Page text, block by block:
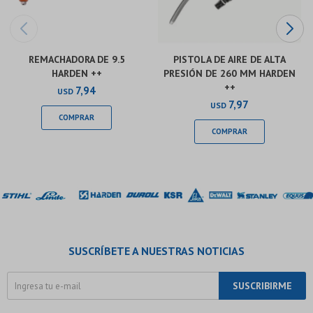
REMACHADORA DE 9.5
HARDEN ++
USD 7,94
PISTOLA DE AIRE DE ALTA
PRESIÓN DE 260 MM HARDEN
++
USD 7,97
SUSCRÍBETE A NUESTRAS NOTICIAS
SUSCRIBIRME